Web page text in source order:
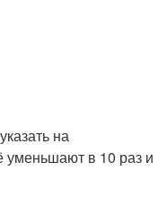
на
уменьшают в 10 раз и